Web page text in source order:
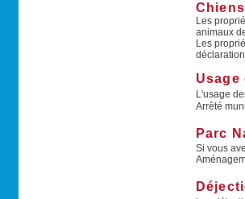
Les
animaux
Les
Usage
L'usage
Arrêté
Parc
Si vous